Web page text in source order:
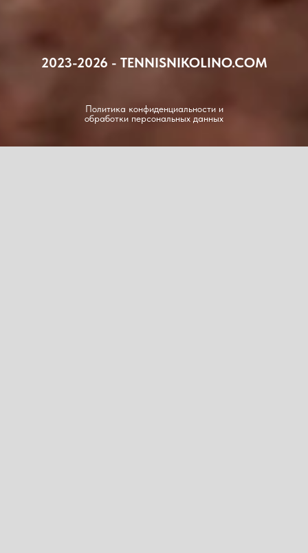
2023-2026 - TENNISNIKOLINO.COM
Политика конфиденциальности и
обработки персональных данных